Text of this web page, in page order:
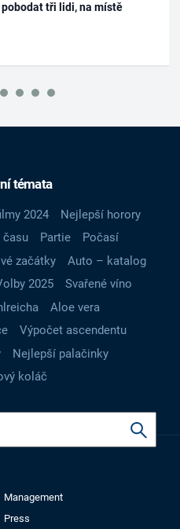
tři lidi, na místě
témata
2024
Nejlepší horory
času Partie
Počasí
začátky
Auto – katalog
2025
Svařené víno
Aloe vera
Výpočet ascendentu
Nejlepší palačinky
koláč
Management
Press